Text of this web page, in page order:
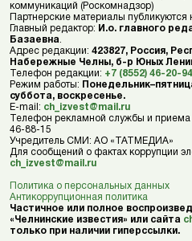
коммуникаций (Роскомнадзор)
Партнерские материалы публикуются
Главный редактор: И.о. главного
Базаевна
Адрес редакции: 423827, Россия,
Набережные Челны, б-р Юных
Телефон редакции: +7 (8552) 46-20-94
Режим работы:
суббота, воскресенье.
E-mail: ch_izvest@mail.ru
Телефон рекламной службы и приема
46-88-15
Учредитель СМИ: АО «ТАТМЕДИА»
Для сообщений о фактах коррупции
ch_izvest@mail.ru
Политика о персональных данных
Антикоррупционная политика
Частичное или полное
«Челнинские известия» или сайта
только при наличии гиперссылки.